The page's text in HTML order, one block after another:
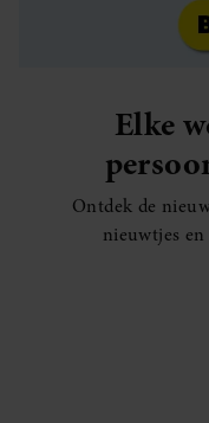
Elke
Ontdek de
nieuwtjes